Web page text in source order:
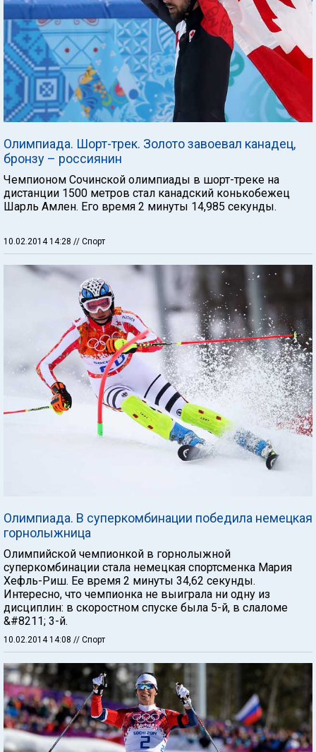
Олимпиада. Шорт-трек. Золото завоевал канадец,
бронзу – россиянин
Чемпионом Сочинской олимпиады в шорт-треке на
дистанции 1500 метров стал канадский конькобежец
Шарль Амлен. Его время 2 минуты 14,985 секунды.
10.02.2014 14:28 // Спорт
Олимпиада. В суперкомбинации победила немецкая
горнолыжница
Олимпийской чемпионкой в горнолыжной
суперкомбинации стала немецкая спортсменка Мария
Хефль-Риш. Ее время 2 минуты 34,62 секунды.
Интересно, что чемпионка не выиграла ни одну из
дисциплин: в скоростном спуске была 5-й, в слаломе
&#8211; 3-й.
10.02.2014 14:08 // Спорт